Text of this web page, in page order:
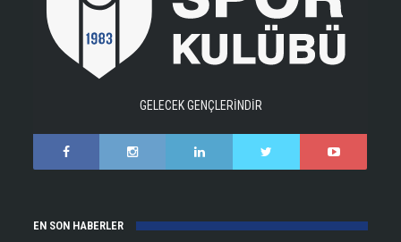
GELECEK GENÇLERİNDİR
EN SON HABERLER